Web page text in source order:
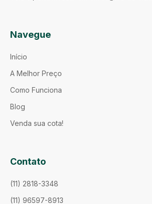
Navegue
Início
A Melhor Preço
Como Funciona
Blog
Venda sua cota!
Contato
(11) 2818-3348
(11) 96597-8913